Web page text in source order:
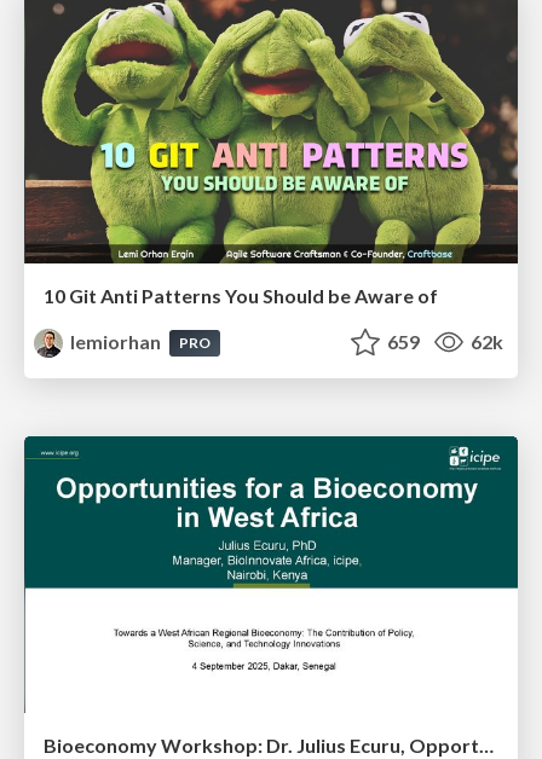
10 Git Anti Patterns You Should be Aware of
lemiorhan
PRO 659 62k
Bioeconomy Workshop: Dr. Julius Ecuru, Opportunities for a Bioeconomy in West Africa